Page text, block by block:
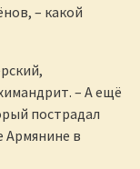
– какой
– А ещё
пострадал
Армянине в